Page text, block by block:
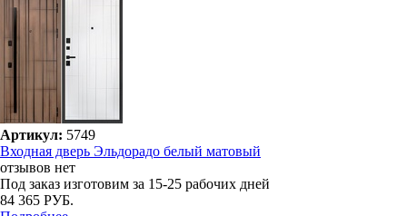
Артикул: 5749
Входная дверь Эльдорадо белый матовый
отзывов нет
Под заказ изготовим за 15-25 рабочих дней
84 365 РУБ.